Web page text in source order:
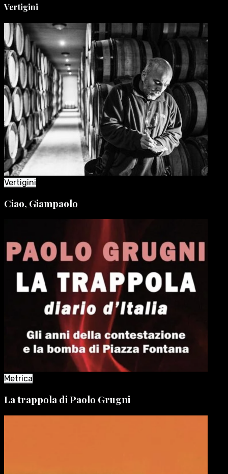
Vertigini
Vertigini
Ciao, Giampaolo
Metrica
La trappola di Paolo Grugni